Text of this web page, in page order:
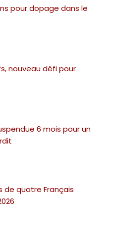
pour dopage dans le
nouveau défi pour
6 mois pour un
de quatre Français